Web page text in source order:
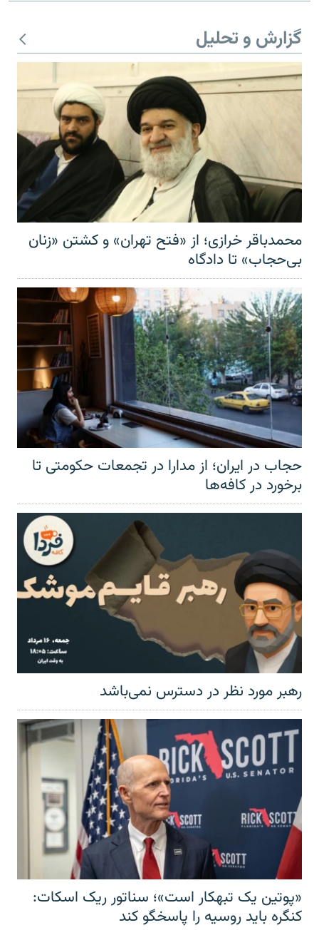
گزارش و تحلیل
محمدباقر خرازی؛ از «فتح تهران» و کشتن «زنان
بی‌حجاب» تا دادگاه
حجاب در ایران؛ از مدارا در تجمعات حکومتی تا
برخورد در کافه‌ها
رهبر مورد نظر در دسترس نمی‌باشد
«پوتین یک تبهکار است»؛ سناتور ریک اسکات:
کنگره باید روسیه را پاسخگو کند